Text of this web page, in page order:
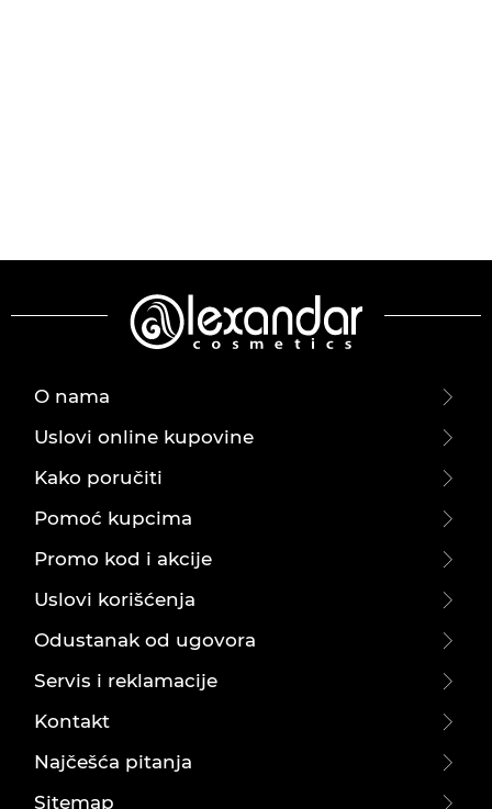
O nama
Uslovi online kupovine
Kako poručiti
Pomoć kupcima
Promo kod i akcije
Uslovi korišćenja
Odustanak od ugovora
Servis i reklamacije
Kontakt
Najčešća pitanja
Sitemap